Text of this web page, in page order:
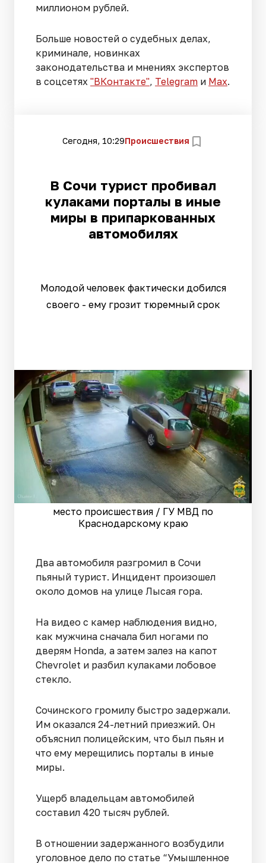
миллионом рублей.
Больше новостей о судебных делах,
криминале, новинках
законодательства и мнениях экспертов
в соцсетях "ВКонтакте", Telegram и Max.
Сегодня, 10:29Происшествия
В Сочи турист пробивал
кулаками порталы в иные
миры в припаркованных
автомобилях
Молодой человек фактически добился
своего - ему грозит тюремный срок
место происшествия / ГУ МВД по
Краснодарскому краю
Два автомобиля разгромил в Сочи
пьяный турист. Инцидент произошел
около домов на улице Лысая гора.
На видео с камер наблюдения видно,
как мужчина сначала бил ногами по
дверям Honda, а затем залез на капот
Chevrolet и разбил кулаками лобовое
стекло.
Сочинского громилу быстро задержали.
Им оказался 24-летний приезжий. Он
объяснил полицейским, что был пьян и
что ему мерещились порталы в иные
миры.
Ущерб владельцам автомобилей
составил 420 тысяч рублей.
В отношении задержанного возбудили
уголовное дело по статье “Умышленное